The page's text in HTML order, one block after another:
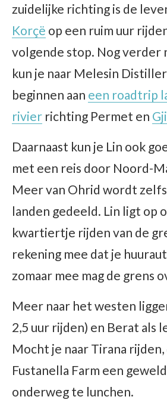
zuidelijke richting is de
Korçë op een ruim uur
volgende stop. Nog verder
kun je naar Melesin
beginnen aan een roadtrip
rivier richting Permet en
Daarnaast kun je Lin ook
met een reis door Noord-
Meer van Ohrid wordt
landen gedeeld. Lin ligt op
kwartiertje rijden van de
rekening mee dat je
zomaar mee mag de grens
Meer naar het westen
2,5 uur rijden) en Berat als
Mocht je naar Tirana rijden,
Fustanella Farm een
onderweg te lunchen.